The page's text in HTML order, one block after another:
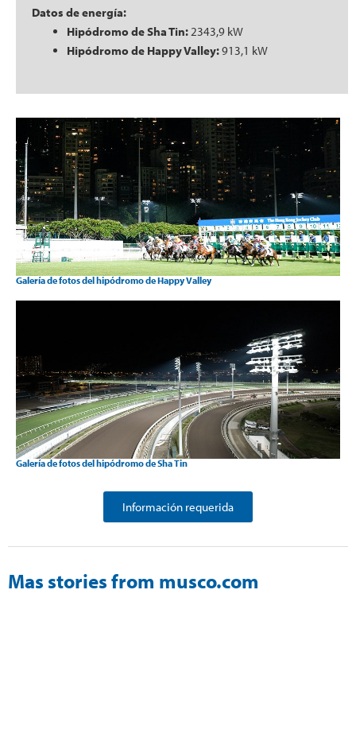
Datos de energía:
Hipódromo de Sha Tin:2343,9 kW
Hipódromo de Happy Valley:913,1 kW
Galería de fotos del hipódromo de Happy Valley
Galería de fotos del hipódromo de Sha Tin
Información requerida
Mas stories from musco.com